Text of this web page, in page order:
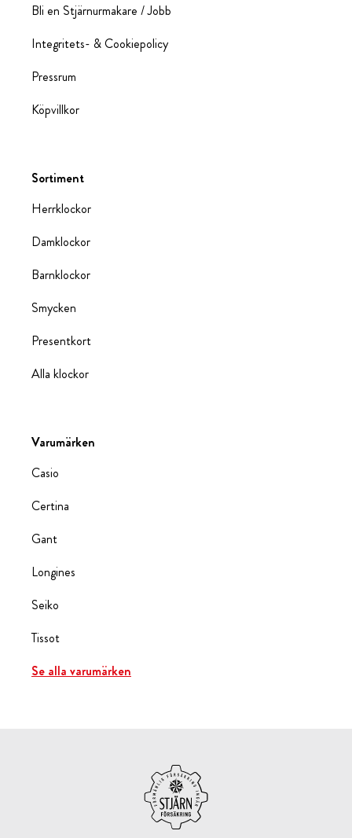
Bli en Stjärnurmakare / Jobb
Integritets- & Cookiepolicy
Pressrum
Köpvillkor
Sortiment
Herrklockor
Damklockor
Barnklockor
Smycken
Presentkort
Alla klockor
Varumärken
Casio
Certina
Gant
Longines
Seiko
Tissot
Se alla varumärken